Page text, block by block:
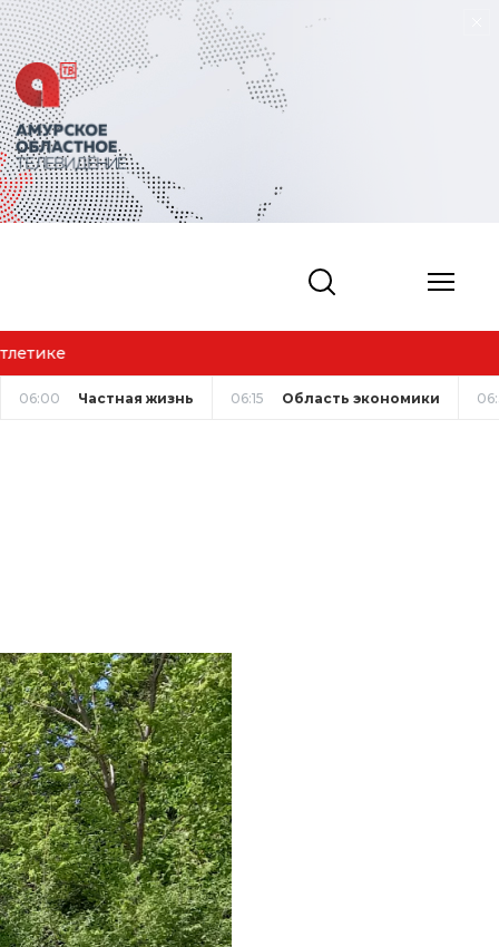
жизни
06:00 Частная жизнь 06:15 Область экономики